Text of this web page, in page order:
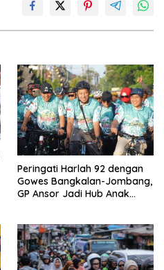
Peringati Harlah 92 dengan
Gowes Bangkalan-Jombang,
GP Ansor Jadi Hub Anak